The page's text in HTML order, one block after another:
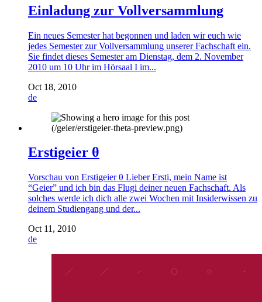
Einladung zur Vollversammlung
Ein neues Semester hat begonnen und laden wir euch wie
jedes Semester zur Vollversammlung unserer Fachschaft ein.
Sie findet dieses Semester am Dienstag, dem 2. November
2010 um 10 Uhr im Hörsaal I im...
Oct 18, 2010
de
Erstigeier θ
Vorschau von Erstigeier θ Lieber Ersti, mein Name ist
“Geier” und ich bin das Flugi deiner neuen Fachschaft. Als
solches werde ich dich alle zwei Wochen mit Insiderwissen zu
deinem Studiengang und der...
Oct 11, 2010
de